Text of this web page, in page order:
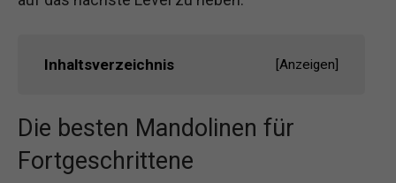
Inhaltsverzeichnis [Anzeigen]
Die besten Mandolinen für
Fortgeschrittene